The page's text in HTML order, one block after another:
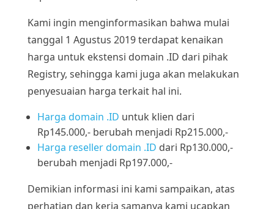
Kami ingin menginformasikan bahwa mulai
tanggal 1 Agustus 2019 terdapat kenaikan
harga untuk ekstensi domain .ID dari pihak
Registry, sehingga kami juga akan melakukan
penyesuaian harga terkait hal ini.
Harga domain .ID untuk klien dari
Rp145.000,- berubah menjadi Rp215.000,-
Harga reseller domain .ID dari Rp130.000,-
berubah menjadi Rp197.000,-
Demikian informasi ini kami sampaikan, atas
perhatian dan kerja samanya kami ucapkan